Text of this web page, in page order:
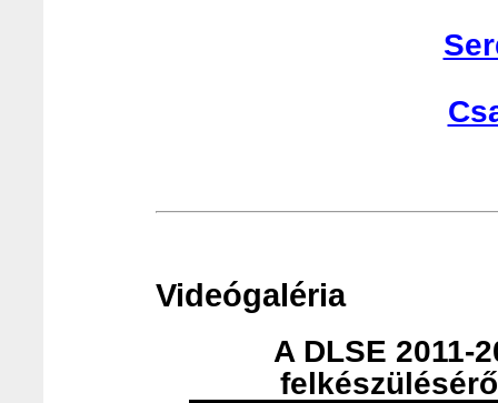
Videógaléria
A DLSE 2011-